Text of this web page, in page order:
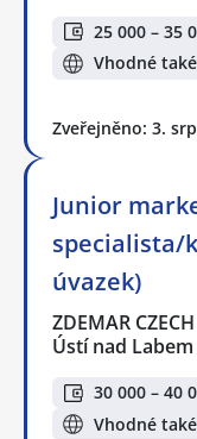
25 000 – 35
Vhodné
Zveřejněno: 3.
Junior
specialista/
úvazek)
ZDEMAR
Ústí nad Labem
30 000 – 40
Vhodné